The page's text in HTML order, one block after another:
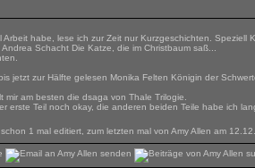
Arbeit habe, lese ich zur Zeit nur Kurzgeschichten. Speziell
Schacht Die Katze, die im Christbaum saß...
jetzt zur Hälfte gelesen Monika Felten Königin der
mir am besten die dsaga von Thale Trilogie.
erste Teil noch okay, die anderen beiden Teile habe ich
1 mal editiert, zum letzten mal von Amy Allen am